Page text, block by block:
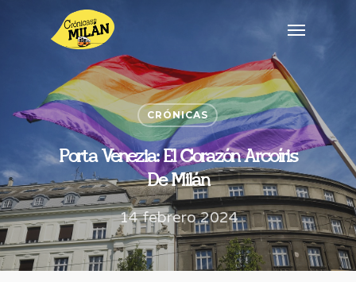
CRÓNICAS
Porta Venezia: El Corazón Arcoíris
De Milán
14 febrero 2024